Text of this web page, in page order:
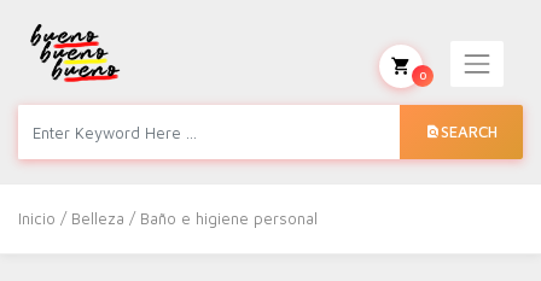
SEARCH
0
Inicio / Belleza / Baño e higiene personal